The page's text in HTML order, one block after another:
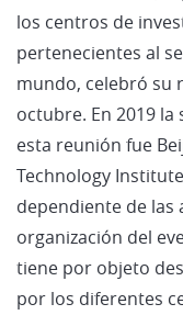
los centros de
pertenecientes al
mundo, celebró su
octubre. En 2019
esta reunión fue
Technology
dependiente de las
organización del
tiene por objeto
por los diferentes